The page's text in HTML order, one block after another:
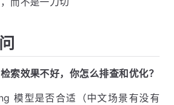
索效果不好，你怎么排查和优化？
模型是否合适（中文场景有没有